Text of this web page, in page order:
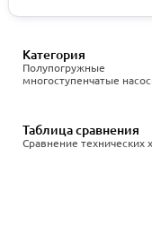
Полупогружные
многоступенчатые
Категория
Сравнение технических
Таблица сравнения